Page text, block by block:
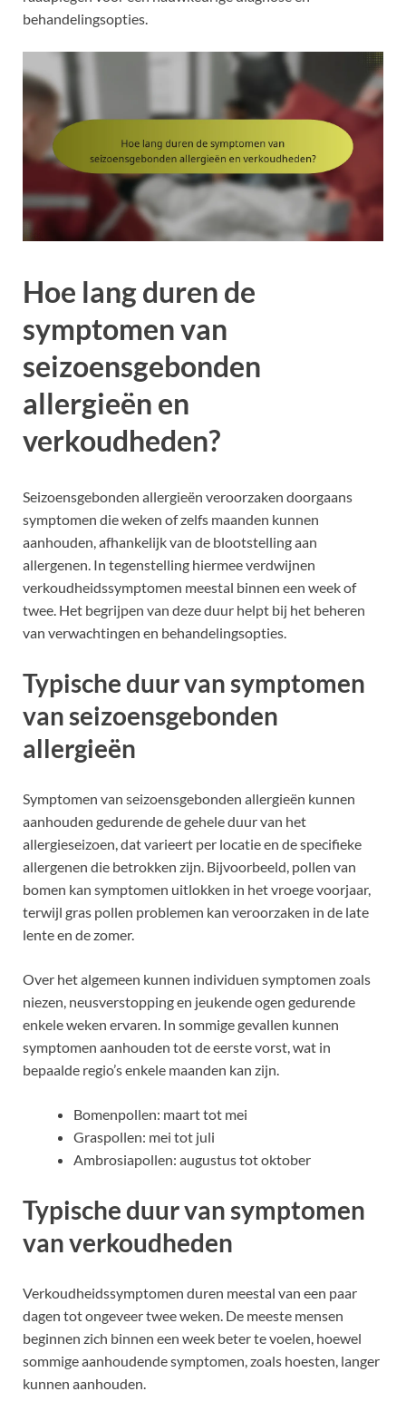
behandelingsopties.
Hoe lang duren de
symptomen van
seizoensgebonden
allergieën en
verkoudheden?
Seizoensgebonden allergieën veroorzaken doorgaans
symptomen die weken of zelfs maanden kunnen
aanhouden, afhankelijk van de blootstelling aan
allergenen. In tegenstelling hiermee verdwijnen
verkoudheidssymptomen meestal binnen een week of
twee. Het begrijpen van deze duur helpt bij het beheren
van verwachtingen en behandelingsopties.
Typische duur van symptomen
van seizoensgebonden
allergieën
Symptomen van seizoensgebonden allergieën kunnen
aanhouden gedurende de gehele duur van het
allergieseizoen, dat varieert per locatie en de specifieke
allergenen die betrokken zijn. Bijvoorbeeld, pollen van
bomen kan symptomen uitlokken in het vroege voorjaar,
terwijl gras pollen problemen kan veroorzaken in de late
lente en de zomer.
Over het algemeen kunnen individuen symptomen zoals
niezen, neusverstopping en jeukende ogen gedurende
enkele weken ervaren. In sommige gevallen kunnen
symptomen aanhouden tot de eerste vorst, wat in
bepaalde regio’s enkele maanden kan zijn.
Bomenpollen: maart tot mei
Graspollen: mei tot juli
Ambrosiapollen: augustus tot oktober
Typische duur van symptomen
van verkoudheden
Verkoudheidssymptomen duren meestal van een paar
dagen tot ongeveer twee weken. De meeste mensen
beginnen zich binnen een week beter te voelen, hoewel
sommige aanhoudende symptomen, zoals hoesten, langer
kunnen aanhouden.